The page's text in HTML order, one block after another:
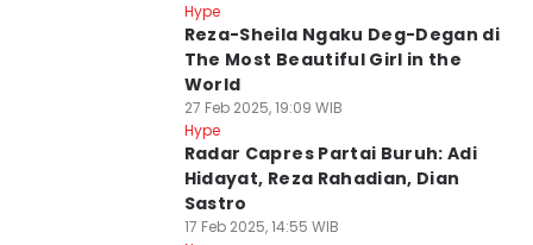
Hype
Reza-Sheila Ngaku Deg-Degan di
The Most Beautiful Girl in the
World
27 Feb 2025, 19:09 WIB
Hype
Radar Capres Partai Buruh: Adi
Hidayat, Reza Rahadian, Dian
Sastro
17 Feb 2025, 14:55 WIB